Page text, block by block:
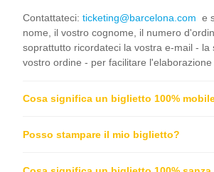
Contattateci: ticketing@barcelona.com e
nome, il vostro cognome, il numero
soprattutto ricordateci la vostra e-mail - la
vostro ordine - per facilitare
Cosa significa un biglietto 100%
Posso stampare il mio biglietto?